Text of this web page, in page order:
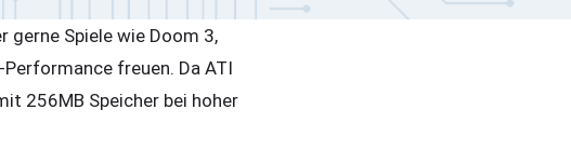
gerne Spiele wie Doom 3,
freuen. Da ATI
256MB Speicher bei hoher